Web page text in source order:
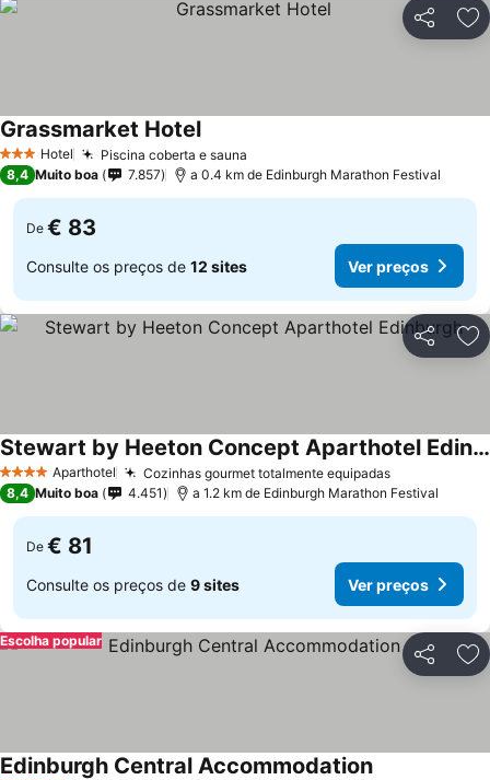
Partilhar
3 EstrelasHotel Piscina coberta e sauna
Grassmarket Hotel
8,4 Muito boa 7.857 a 0.4 km de Edinburgh Marathon Festival
De € 83
Consulte os preços de 12 sites Ver preços
Partilhar
4 EstrelasAparthotel Cozinhas gourmet totalmente equipadas
Stewart by Heeton Concept Aparthotel Edinburgh
8,4 Muito boa 4.451 a 1.2 km de Edinburgh Marathon Festival
De € 81
Consulte os preços de 9 sites Ver preços
Partilhar
Escolha popular
Edinburgh Central Accommodation